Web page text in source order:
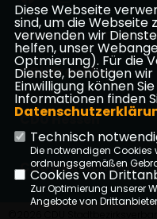
Impressum
CDU Frankfurt
CDU Hessen
CDU Deutschland
Diese Webseite
sind, um die Webseite
verwenden wir
helfen, unser
Optmierung). Für die
Dienste, benötigen wir
Einwilligung können
Informationen finden
Technisch
Die notwendigen Cookies
ordnungsgemäßen
Cookies von
Zur Optimierung unserer
Angebote von